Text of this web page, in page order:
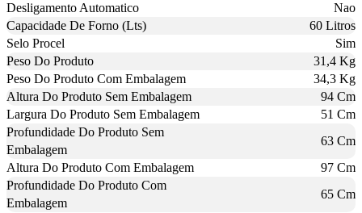
Desligamento Automatico
Nao
Capacidade De Forno (Lts)
60 Litros
Selo Procel
Sim
Peso Do Produto
31,4 Kg
Peso Do Produto Com Embalagem
34,3 Kg
Altura Do Produto Sem Embalagem
94 Cm
Largura Do Produto Sem Embalagem
51 Cm
Profundidade Do Produto Sem
Embalagem
63 Cm
Altura Do Produto Com Embalagem
97 Cm
Profundidade Do Produto Com
Embalagem
65 Cm